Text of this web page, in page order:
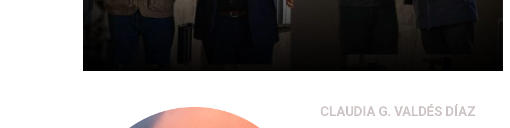
CLAUDIA G. VALDÉS DÍAZ